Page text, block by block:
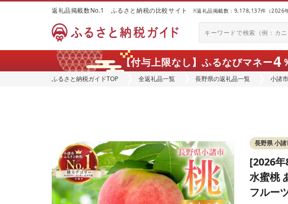
返礼品掲載数No.1 ふるさと納税の比較サイト ※返礼品掲載数：9,178,137件（2026
【付与上限なし】ふるなびマネー4
ふるさと納税ガイドTOP 全返礼品一覧 長野県の返礼品一覧 小諸
長野県 小諸
[2026
水蜜桃
フルー